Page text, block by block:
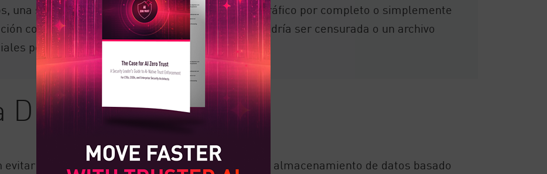
una solución DLP en la nube podría bloquear el tráfico por completo o simplemente
confidencial dentro de un correo electrónico podría ser censurada o un archivo
podría ser eliminado de un correo electrónico.
DLP en la nube
la fuga de datos a través de una aplicación o almacenamiento de datos basado